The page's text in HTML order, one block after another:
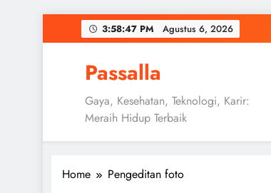
to
3:58:48 PM Agustus 6, 2026
Passalla
Gaya, Kesehatan, Teknologi, Karir:
Meraih Hidup Terbaik
Home Pengeditan foto